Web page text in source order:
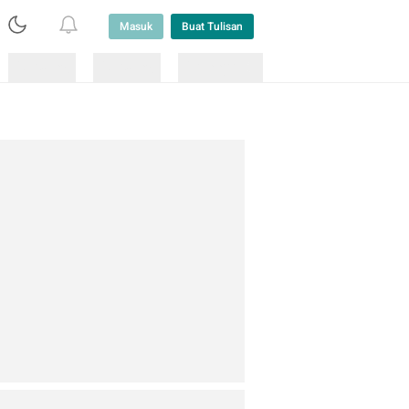
Masuk Buat Tulisan